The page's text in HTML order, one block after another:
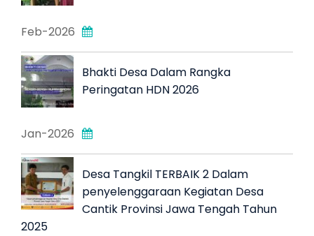
Feb-2026
Bhakti Desa Dalam Rangka
Peringatan HDN 2026
Jan-2026
Desa Tangkil TERBAIK 2 Dalam
penyelenggaraan Kegiatan Desa
Cantik Provinsi Jawa Tengah Tahun
2025